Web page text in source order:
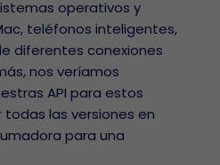
operativos y
teléfonos inteligentes,
diferentes conexiones
nos veríamos
API para estos
las versiones en
para una